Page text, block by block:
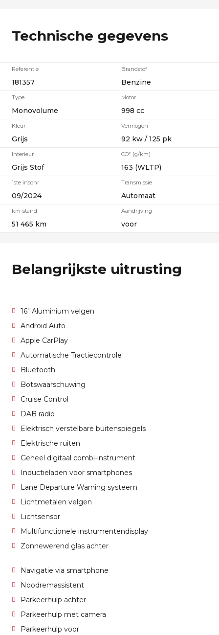
Technische gegevens
Referentie
181357
Type
Monovolume
Kleur
Grijs
Interieur
Grijs Stof
1ste inschr
09/2024
km-stand
51 465 km
Brandstof
Benzine
Motor
998 cc
Vermogen
92 kw / 125 pk
CO² (g/km)
163 (WLTP)
Transmissie
Automaat
Aandrijving
voor
Belangrijkste uitrusting
16" Aluminium velgen
Android Auto
Apple CarPlay
Automatische Tractiecontrole
Bluetooth
Botswaarschuwing
Cruise Control
DAB radio
Elektrisch verstelbare buitenspiegels
Elektrische ruiten
Geheel digitaal combi-instrument
Inductieladen voor smartphones
Lane Departure Warning systeem
Lichtmetalen velgen
Lichtsensor
Multifunctionele instrumentendisplay
Zonnewerend glas achter
Navigatie via smartphone
Noodremassistent
Parkeerhulp achter
Parkeerhulp met camera
Parkeerhulp voor